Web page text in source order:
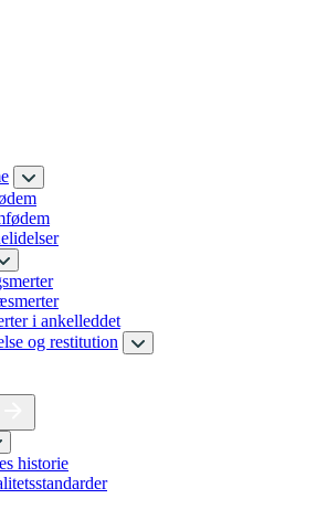
i ankelleddet
og restitution
historie